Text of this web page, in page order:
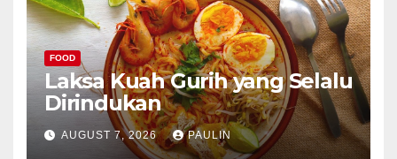
FOOD
Laksa Kuah Gurih yang Selalu
Dirindukan
AUGUST 7, 2026 PAULIN